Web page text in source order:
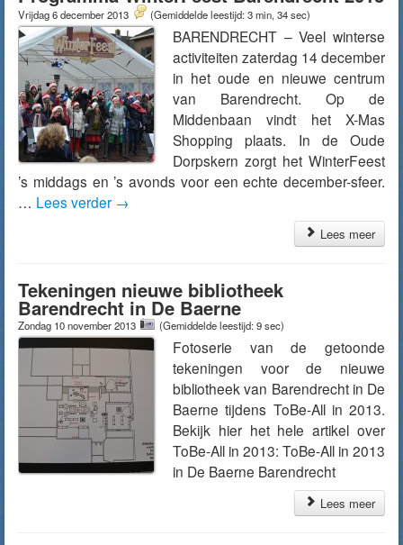
Vrijdag 6 december 2013 (Gemiddelde leestijd: 3 min, 34 sec)
BARENDRECHT – Veel winterse
activiteiten zaterdag 14 december
in het oude en nieuwe centrum
van Barendrecht. Op de
Middenbaan vindt het X-Mas
Shopping plaats. In de Oude
Dorpskern zorgt het WinterFeest
’s middags en ’s avonds voor een echte december-sfeer.
… Lees verder →
Lees meer
Tekeningen nieuwe bibliotheek
Barendrecht in De Baerne
Zondag 10 november 2013 (Gemiddelde leestijd: 9 sec)
Fotoserie van de getoonde
tekeningen voor de nieuwe
bibliotheek van Barendrecht in De
Baerne tijdens ToBe-All in 2013.
Bekijk hier het hele artikel over
ToBe-All in 2013: ToBe-All in 2013
in De Baerne Barendrecht
Lees meer